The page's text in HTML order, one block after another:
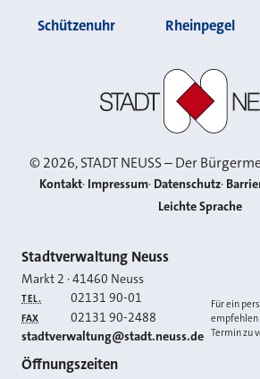
Schützenuhr Rheinpegel
©2026, STADT NEUSS – Der
Kontakt Impressum Datenschutz
Leichte Sprache
Kontakt
Stadtverwaltung Neuss
Markt 2 ·41460 Neuss
TEL. 02131 90-01
FAX 02131 90-2488
E-MAIL
stadtverwaltung@stadt.neuss.de
Für ein
empfehlen
Termin zu
Öffnungszeiten